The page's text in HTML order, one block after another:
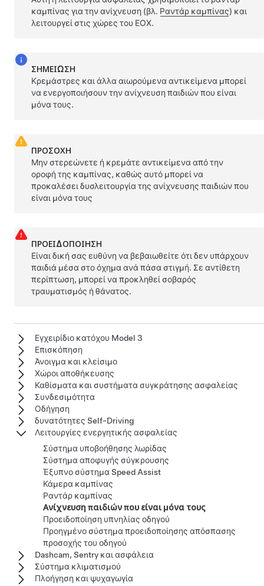
καμπίνας για την ανίχνευση (βλ. Ραντάρ καμπίνας) και
λειτουργεί στις χώρες του ΕΟΧ.
ΣΗΜΕΊΩΣΗ
Κρεμάστρες και άλλα αιωρούμενα αντικείμενα μπορεί
να ενεργοποιήσουν την ανίχνευση παιδιών που είναι
μόνα τους.
ΠΡΟΣΟΧΗ
Μην στερεώνετε ή κρεμάτε αντικείμενα από την
οροφή της καμπίνας, καθώς αυτό μπορεί να
προκαλέσει δυσλειτουργία της ανίχνευσης παιδιών που
είναι μόνα τους
ΠΡΟΕΙΔΟΠΟΊΗΣΗ
Είναι δική σας ευθύνη να βεβαιωθείτε ότι δεν υπάρχουν
παιδιά μέσα στο όχημα ανά πάσα στιγμή. Σε αντίθετη
περίπτωση, μπορεί να προκληθεί σοβαρός
τραυματισμός ή θάνατος.
Εγχειρίδιο κατόχου Model 3
Επισκόπηση
Άνοιγμα και κλείσιμο
Χώροι αποθήκευσης
Καθίσματα και συστήματα συγκράτησης ασφαλείας
Συνδεσιμότητα
Οδήγηση
δυνατότητες Self-Driving
Λειτουργίες ενεργητικής ασφαλείας
Σύστημα υποβοήθησης λωρίδας
Σύστημα αποφυγής σύγκρουσης
Έξυπνο σύστημα Speed Assist
Κάμερα καμπίνας
Ραντάρ καμπίνας
Ανίχνευση παιδιών που είναι μόνα τους
Προειδοποίηση υπνηλίας οδηγού
Προηγμένο σύστημα προειδοποίησης απόσπασης
προσοχής του οδηγού
Dashcam, Sentry και ασφάλεια
Σύστημα κλιματισμού
Πλοήγηση και ψυχαγωγία